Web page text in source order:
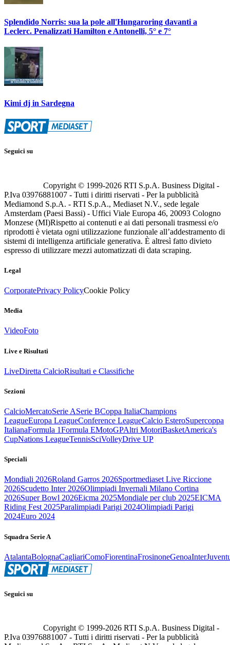
Splendido Norris: sua la pole all'Hungaroring davanti a
Leclerc. Penalizzati Hamilton e Antonelli, 5° e 7°
Kimi dj in Sardegna
Seguici su
Copyright © 1999-2026 RTI S.p.A. Business Digital -
P.Iva 03976881007 - Tutti i diritti riservati - Per la pubblicità
Mediamond S.p.A. - RTI S.p.A., Mediaset N.V., sede legale
Amsterdam (Paesi Bassi) - Uffici Viale Europa 46, 20093 Cologno
Monzese (MI)Rispetto ai contenuti e ai dati personali trasmessi e/o
riprodotti è vietata ogni utilizzazione funzionale all’addestramento di
sistemi di intelligenza artificiale generativa. È altresì fatto divieto
espresso di utilizzare mezzi automatizzati di data scraping.
Legal
CorporatePrivacy PolicyCookie Policy
Media
VideoFoto
Live e Risultati
LiveDiretta CalcioRisultati e Classifiche
Sezioni
CalcioMercatoSerie ASerie BCoppa ItaliaChampions
LeagueEuropa LeagueConference LeagueCalcio EsteroSupercoppa
ItalianaFormula 1Formula EMotoGPAltri MotoriBasketAmerica's
CupNations LeagueTennisSciVolleyDrive UP
Speciali
Mondiali 2026Roland Garros 2026Sportmediaset Live Riccione
2026Scudetto Inter 2026Olimpiadi Invernali Milano Cortina
2026Super Bowl 2026Eicma 2025Mondiale per club 2025EICMA
Riding Fest 2025Paralimpiadi Parigi 2024Olimpiadi Parigi
2024Euro 2024
Squadra Serie A
AtalantaBolognaCagliariComoFiorentinaFrosinoneGenoaInter
Seguici su
Copyright © 1999-2026 RTI S.p.A. Business Digital -
P.Iva 03976881007 - Tutti i diritti riservati - Per la pubblicità